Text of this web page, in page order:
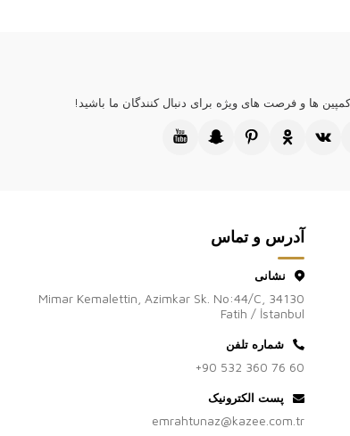
به شرکت ما بوده و در ترکیه تولید می شود.
ها و فرصت های ویژه برای دنبال کنندگان ما باشید!
آدرس و تماس
نشانی
Mimar Kemalettin, Azimkar Sk. No:44/C, 34130
Fatih / İstanbul
شماره تلفن
+90 532 360 76 60
پست الکترونیک
emrahtunaz@kazee.com.tr